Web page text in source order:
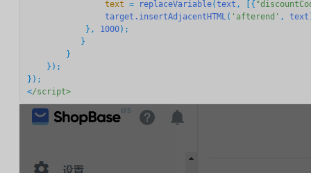
                text
= replaceVariable(text , [{
target.insertAdjacentHTML ( 'afterend' , text
            },
1000);
           }
        }
    });
});
</script>